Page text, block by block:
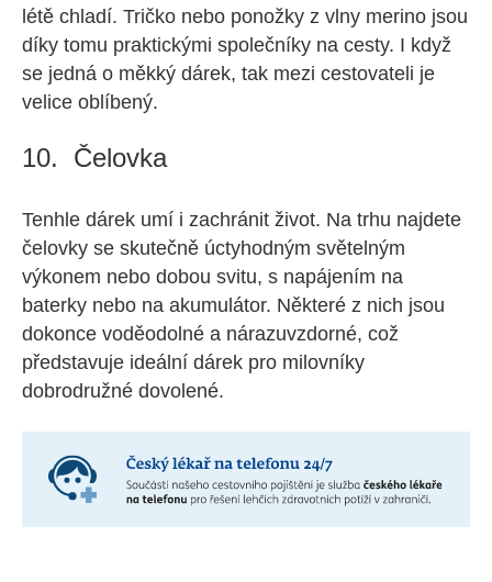
létě chladí. Tričko nebo ponožky z vlny merino jsou
díky tomu praktickými společníky na cesty. I když
se jedná o měkký dárek, tak mezi cestovateli je
velice oblíbený.
10. Čelovka
Tenhle dárek umí i zachránit život. Na trhu najdete
čelovky se skutečně úctyhodným světelným
výkonem nebo dobou svitu, s napájením na
baterky nebo na akumulátor. Některé z nich jsou
dokonce voděodolné a nárazuvzdorné, což
představuje ideální dárek pro milovníky
dobrodružné dovolené.